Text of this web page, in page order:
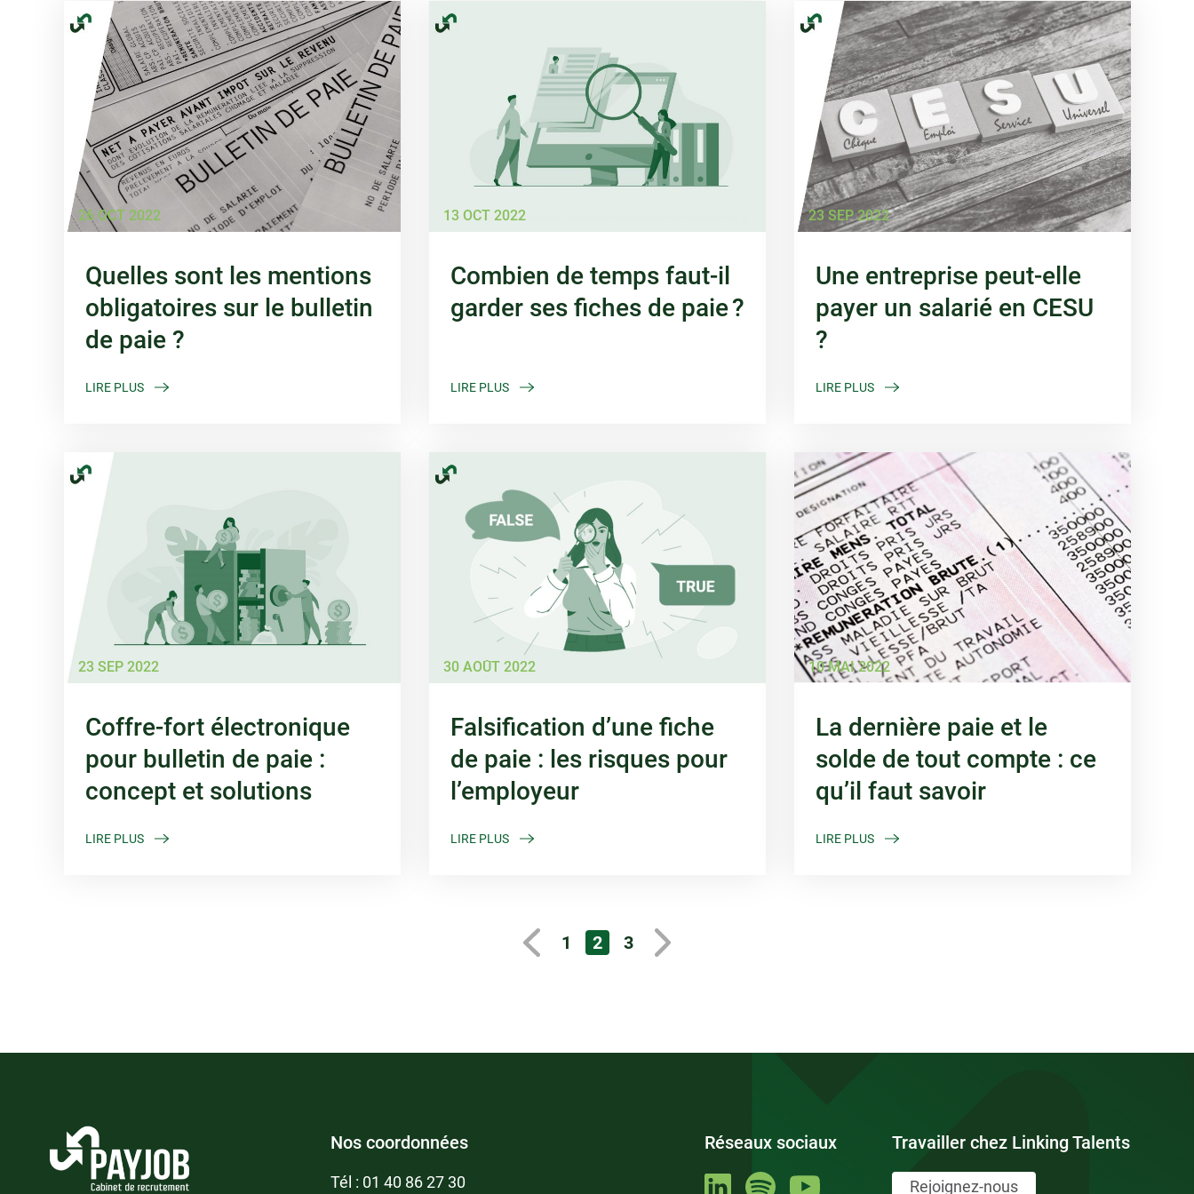
26 OCT 2022
Quelles sont les mentions
obligatoires sur le bulletin
de paie ?
LIRE PLUS
13 OCT 2022
Combien de temps faut-il
garder ses fiches de paie ?
LIRE PLUS
23 SEP 2022
Une entreprise peut-elle
payer un salarié en CESU
?
LIRE PLUS
23 SEP 2022
Coffre-fort électronique
pour bulletin de paie :
concept et solutions
LIRE PLUS
30 AOÛT 2022
Falsification d’une fiche
de paie : les risques pour
l’employeur
LIRE PLUS
10 MAI 2022
La dernière paie et le
solde de tout compte : ce
qu’il faut savoir
LIRE PLUS
1 2 3
Nos coordonnées
Tél : 01 40 86 27 30
Réseaux sociaux Travailler chez Linking Talents
Rejoignez-nous